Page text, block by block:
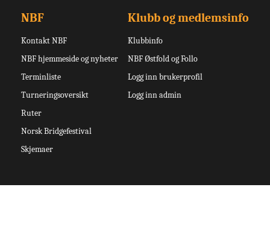
NBF
Kontakt NBF
NBF hjemmeside og nyheter
Terminliste
Turneringsoversikt
Ruter
Norsk Bridgefestival
Skjemaer
Klubb og medlemsinfo
Klubbinfo
NBF Østfold og Follo
Logg inn brukerprofil
Logg inn admin